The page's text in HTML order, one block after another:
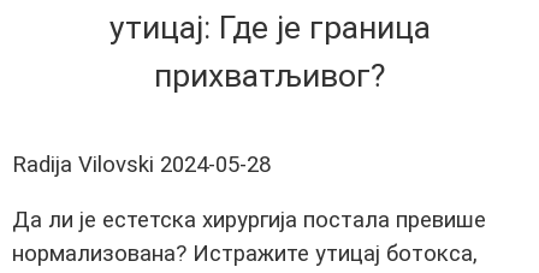
утицај: Где је граница
прихватљивог?
Radija Vilovski 2024-05-28
Да ли је естетска хирургија постала превише
нормализована? Истражите утицај ботокса,